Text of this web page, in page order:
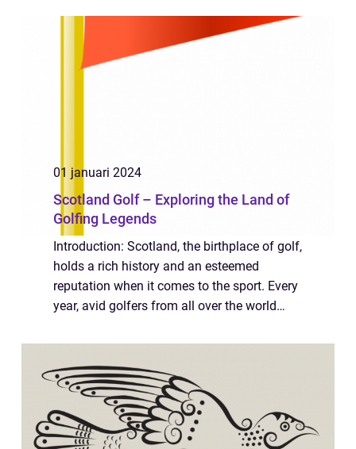
Denna artikel kommer att ge en djupare
förståelse...
01 januari 2024
Scotland Golf – Exploring the Land of
Golfing Legends
Introduction: Scotland, the birthplace of golf,
holds a rich history and an esteemed
reputation when it comes to the sport. Every
year, avid golfers from all over the world
experience the thrill of playing on...